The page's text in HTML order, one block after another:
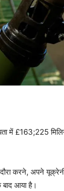
में £163;225
दौरा करने, अपने
आया है।